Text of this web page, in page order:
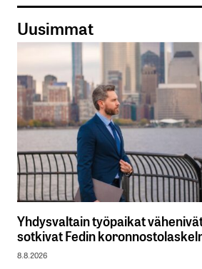
Uusimmat
Yhdysvaltain työpaikat
sotkivat Fedin
8.8.2026